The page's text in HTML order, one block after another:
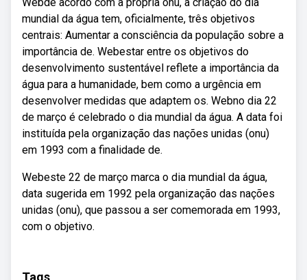
mundial da água tem, oficialmente, três objetivos
centrais: Aumentar a consciência da população sobre a
importância de. Webestar entre os objetivos do
desenvolvimento sustentável reflete a importância da
água para a humanidade, bem como a urgência em
desenvolver medidas que adaptem os. Webno dia 22
de março é celebrado o dia mundial da água. A data foi
instituída pela organização das nações unidas (onu)
em 1993 com a finalidade de.
Webeste 22 de março marca o dia mundial da água,
data sugerida em 1992 pela organização das nações
unidas (onu), que passou a ser comemorada em 1993,
com o objetivo.
Tags